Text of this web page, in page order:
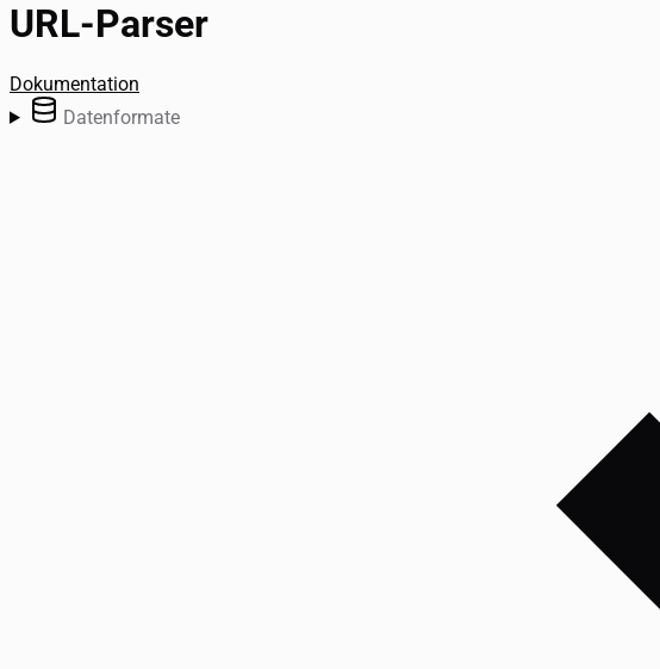
URL-Parser
Dokumentation
Datenformate